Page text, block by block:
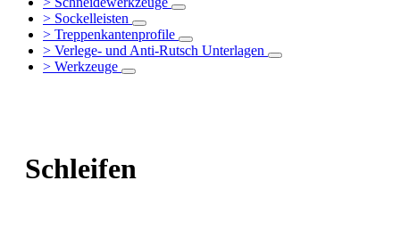
> Sockelleisten
> Treppenkantenprofile
> Verlege- und Anti-Rutsch Unterlagen
> Werkzeuge
Schleifen